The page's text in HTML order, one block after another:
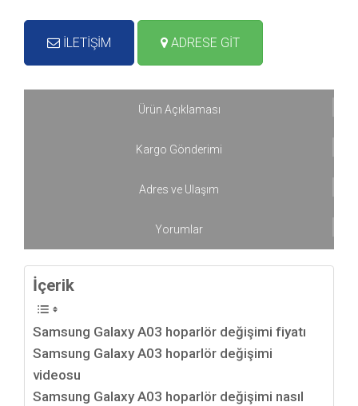
İLETİŞİM ADRESE GİT
Ürün Açıklaması
Kargo Gönderimi
Adres ve Ulaşım
Yorumlar
İçerik
Samsung Galaxy A03 hoparlör değişimi fiyatı
Samsung Galaxy A03 hoparlör değişimi
videosu
Samsung Galaxy A03 hoparlör değişimi nasıl